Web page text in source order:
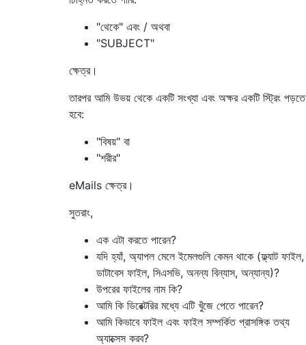
"থেকে" এবং / অথবা
"SUBJECT"
ক্ষেত্র।
তারপর আমি উভয় থেকে একটি সংখ্যা এবং অক্ষর একটি স্ট্রিং পড়তে
হবে:
"বিষয়" বা
"শরীর"
eMails ক্ষেত্র।
সুতরাং,
এক এটা করতে পারেন?
যদি হ্যাঁ, অ্যাপল মেলে ইমেলগুলি কেমন থাকে (ফ্ল্যাট ফাইল,
ডাটাবেস ফাইল, সিএসভি, অনন্য বিন্যাস, অন্যান্য)?
উপরের ফাইলের নাম কি?
আমি কি ডিরেক্টরির মধ্যে এটি খুঁজে পেতে পারেন?
আমি কিভাবে ফাইল এবং ফাইল সম্পর্কিত প্রাসঙ্গিক তথ্য
অ্যাক্সেস করব?